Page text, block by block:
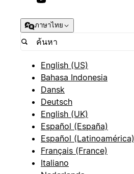
ภาษาไทย
English (US)
Bahasa Indonesia
Dansk
Deutsch
English (UK)
Español (España)
Español (Latinoamérica)
Français (France)
Italiano